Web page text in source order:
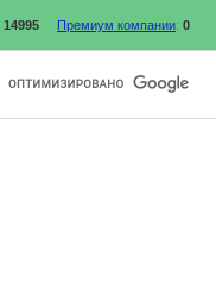
14995 Премиум компании: 0